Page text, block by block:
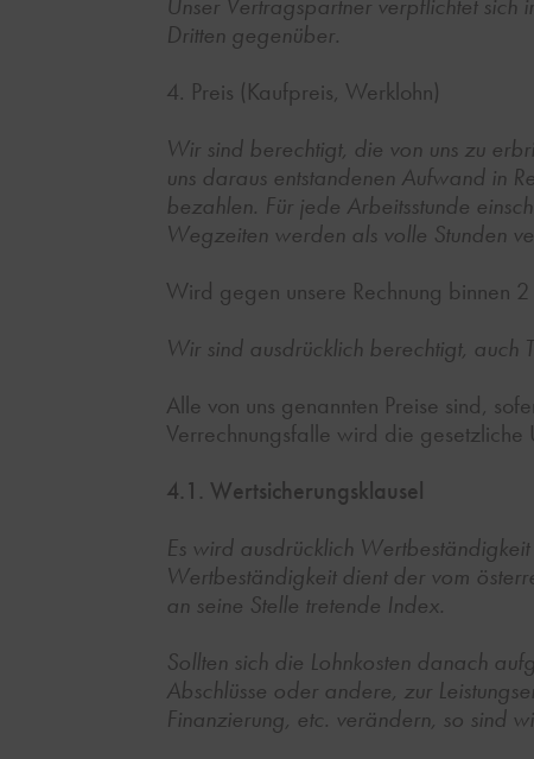
Dritten gegenüber.
4. Preis (Kaufpreis, Werklohn)
Wir sind berechtigt, die von uns zu
uns daraus entstandenen Aufwand in
bezahlen. Für jede Arbeitsstunde
Wegzeiten werden als volle Stunden
Wird gegen unsere Rechnung binnen
Wir sind ausdrücklich berechtigt, auch
Alle von uns genannten Preise sind,
Verrechnungsfalle wird die gesetzliche
4.1. Wertsicherungsklausel
Es wird ausdrücklich
Wertbeständigkeit dient der vom
an seine Stelle tretende Index.
Sollten sich die Lohnkosten danach
Abschlüsse oder andere, zur
Finanzierung, etc. verändern, so sind